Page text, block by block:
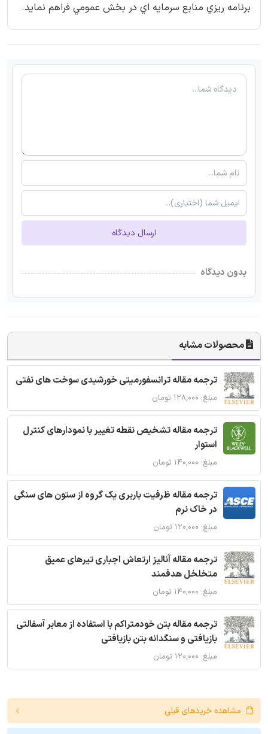
برنامه ريزي منابع سرمايه اي در بخش عمومي فراهم نمايد.
ارسال دیدگاه
بدون دیدگاه
محصولات مشابه
ترجمه مقاله ترانسفورمیتی خورشیدی سوخت های نفتی
مبلغ: ۱۲۸,۰۰۰ تومان
ترجمه مقاله تشخیص نقطه تغییر با نمودارهای کنترل
استوار
مبلغ: ۱۴۰,۰۰۰ تومان
ترجمه مقاله ظرفیت باربری یک گروه از ستون های سنگی
در خاک نرم
مبلغ: ۱۲۰,۰۰۰ تومان
ترجمه مقاله آنالیز ارتعاش اجباری تیرهای عمیق
متخلخل هدفمند
مبلغ: ۱۴۰,۰۰۰ تومان
ترجمه مقاله بتن خودمتراکم با استفاده از معابر آسفالتی
بازیافتی و سنگدانه بتن بازیافتی
مبلغ: ۱۲۰,۰۰۰ تومان
مشاهده خریدهای قبلی